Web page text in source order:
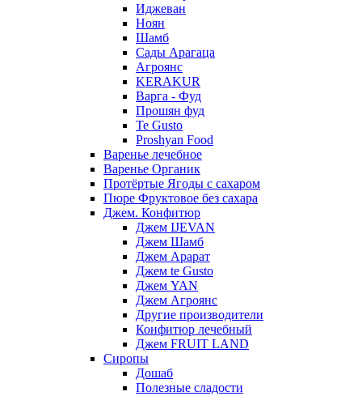
Иджеван
Ноян
Шамб
Сады Арагаца
Агроянс
KERAKUR
Варга - Фуд
Прошян фуд
Te Gusto
Proshyan Food
Варенье лечебное
Варенье Органик
Протёртые Ягоды с сахаром
Пюре Фруктовое без сахара
Джем. Конфитюр
Джем IJEVAN
Джем Шамб
Джем Арарат
Джем te Gusto
Джем YAN
Джем Агроянс
Другие производители
Конфитюр лечебный
Джем FRUIT LAND
Сиропы
Дошаб
Полезные сладости